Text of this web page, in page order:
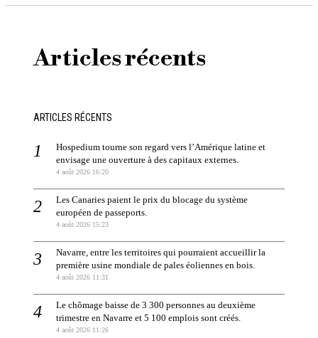
Articles récents
ARTICLES RÉCENTS
Hospedium tourne son regard vers l’Amérique latine et
envisage une ouverture à des capitaux externes.
4 août 2026 16:20
Les Canaries paient le prix du blocage du système
européen de passeports.
4 août 2026 15:23
Navarre, entre les territoires qui pourraient accueillir la
première usine mondiale de pales éoliennes en bois.
4 août 2026 11:31
Le chômage baisse de 3 300 personnes au deuxième
trimestre en Navarre et 5 100 emplois sont créés.
4 août 2026 11:26